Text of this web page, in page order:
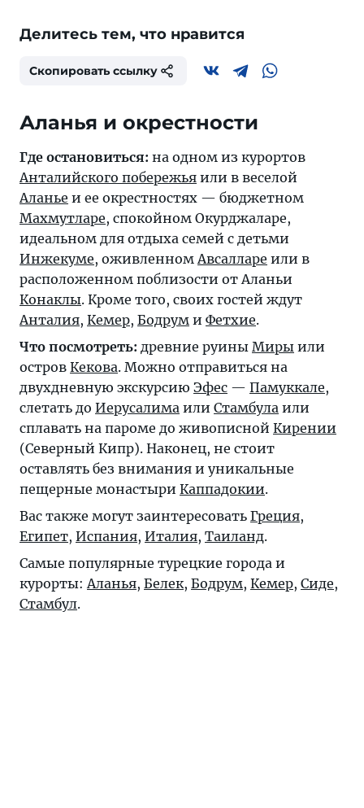
Делитесь тем, что нравится
Скопировать ссылку
Аланья и окрестности
Где остановиться: на одном из курортов
Анталийского побережья или в веселой
Аланье и ее окрестностях — бюджетном
Махмутларе, спокойном Окурджаларе,
идеальном для отдыха семей с детьми
Инжекуме, оживленномАвсалларе или в
расположенном поблизости от Аланьи
Конаклы. Кроме того, своих гостей ждут
Анталия, Кемер, Бодрум и Фетхие.
Что посмотреть: древние руины Миры или
остров Кекова. Можно отправиться на
двухдневную экскурсию Эфес — Памуккале,
слетать до Иерусалима или Стамбула или
сплавать на пароме до живописной Кирении
(Северный Кипр). Наконец, не стоит
оставлять без внимания и уникальные
пещерные монастыри Каппадокии.
Вас также могут заинтересовать Греция,
Египет, Испания, Италия, Таиланд.
Самые популярные турецкие города и
курорты:Аланья, Белек, Бодрум, Кемер, Сиде,
Стамбул.